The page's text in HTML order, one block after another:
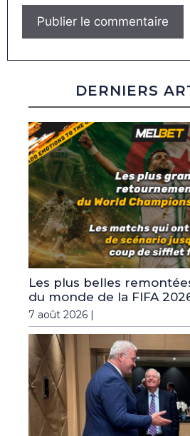
DERNIERS
Les plus belles
du monde de la FIFA
7 août 2026 |